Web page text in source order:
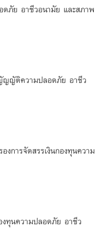
ดภัย อาชีวอนามัย และสภาพ
ญญัติความปลอดภัย อาชีว
งการจัดสรรเงินกองทุนความ
งทุนความปลอดภัย อาชีว